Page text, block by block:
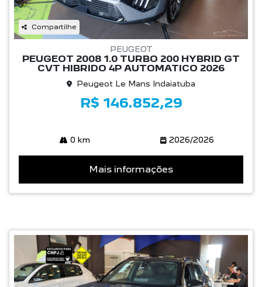
Compartilhe
PEUGEOT
PEUGEOT 2008 1.0 TURBO 200 HYBRID GT
CVT HIBRIDO 4P AUTOMATICO 2026
Peugeot Le Mans Indaiatuba
R$ 146.852,29
0 km 2026/2026
Mais informações